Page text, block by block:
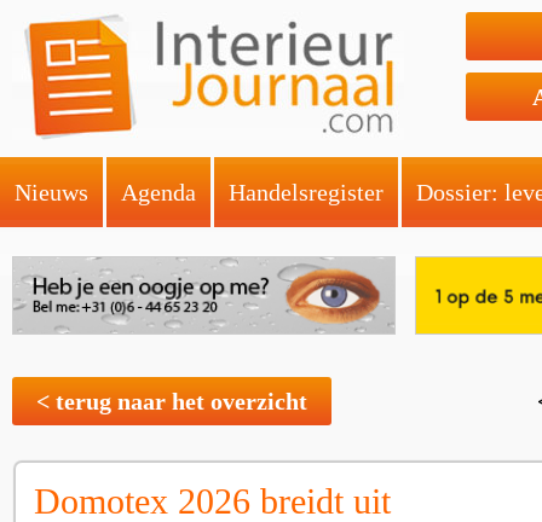
Nieuws Agenda Handelsregister Dossier:
< terug naar het overzicht
Domotex 2026 breidt uit